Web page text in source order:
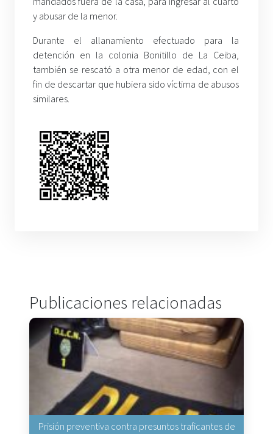
y abusar de la menor.
Durante el allanamiento efectuado para la
detención en la colonia Bonitillo de La Ceiba,
también se rescató a otra menor de edad, con el
fin de descartar que hubiera sido víctima de abusos
similares.
Publicaciones relacionadas
Prisión preventiva contra presuntos traficantes de